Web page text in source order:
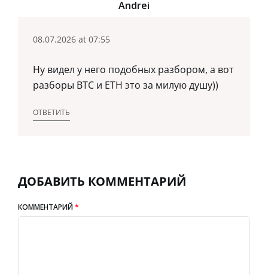
Andrei
08.07.2026 at 07:55
Ну видел у него подобных разбором, а вот
разборы BTC и ETH это за милую душу))
ОТВЕТИТЬ
ДОБАВИТЬ КОММЕНТАРИЙ
КОММЕНТАРИЙ*